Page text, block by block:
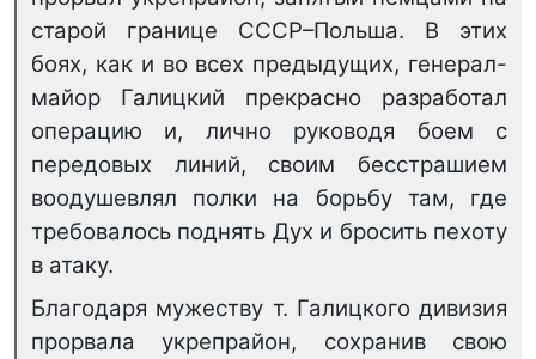
старой границе СССР–Польша. В этих
боях, как и во всех предыдущих, генерал-
майор Галицкий прекрасно разработал
операцию и, лично руководя боем с
передовых линий, своим бесстрашием
воодушевлял полки на борьбу там, где
требовалось поднять Дух и бросить пехоту
в атаку.
Благодаря мужеству т. Галицкого дивизия
прорвала укрепрайон, сохранив свою